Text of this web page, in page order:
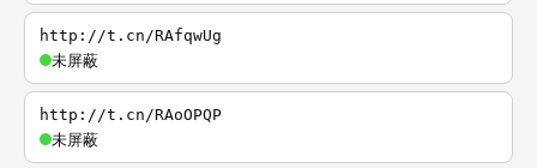
http://t.cn/RAfqwUg
未屏蔽
http://t.cn/RAoOPQP
未屏蔽